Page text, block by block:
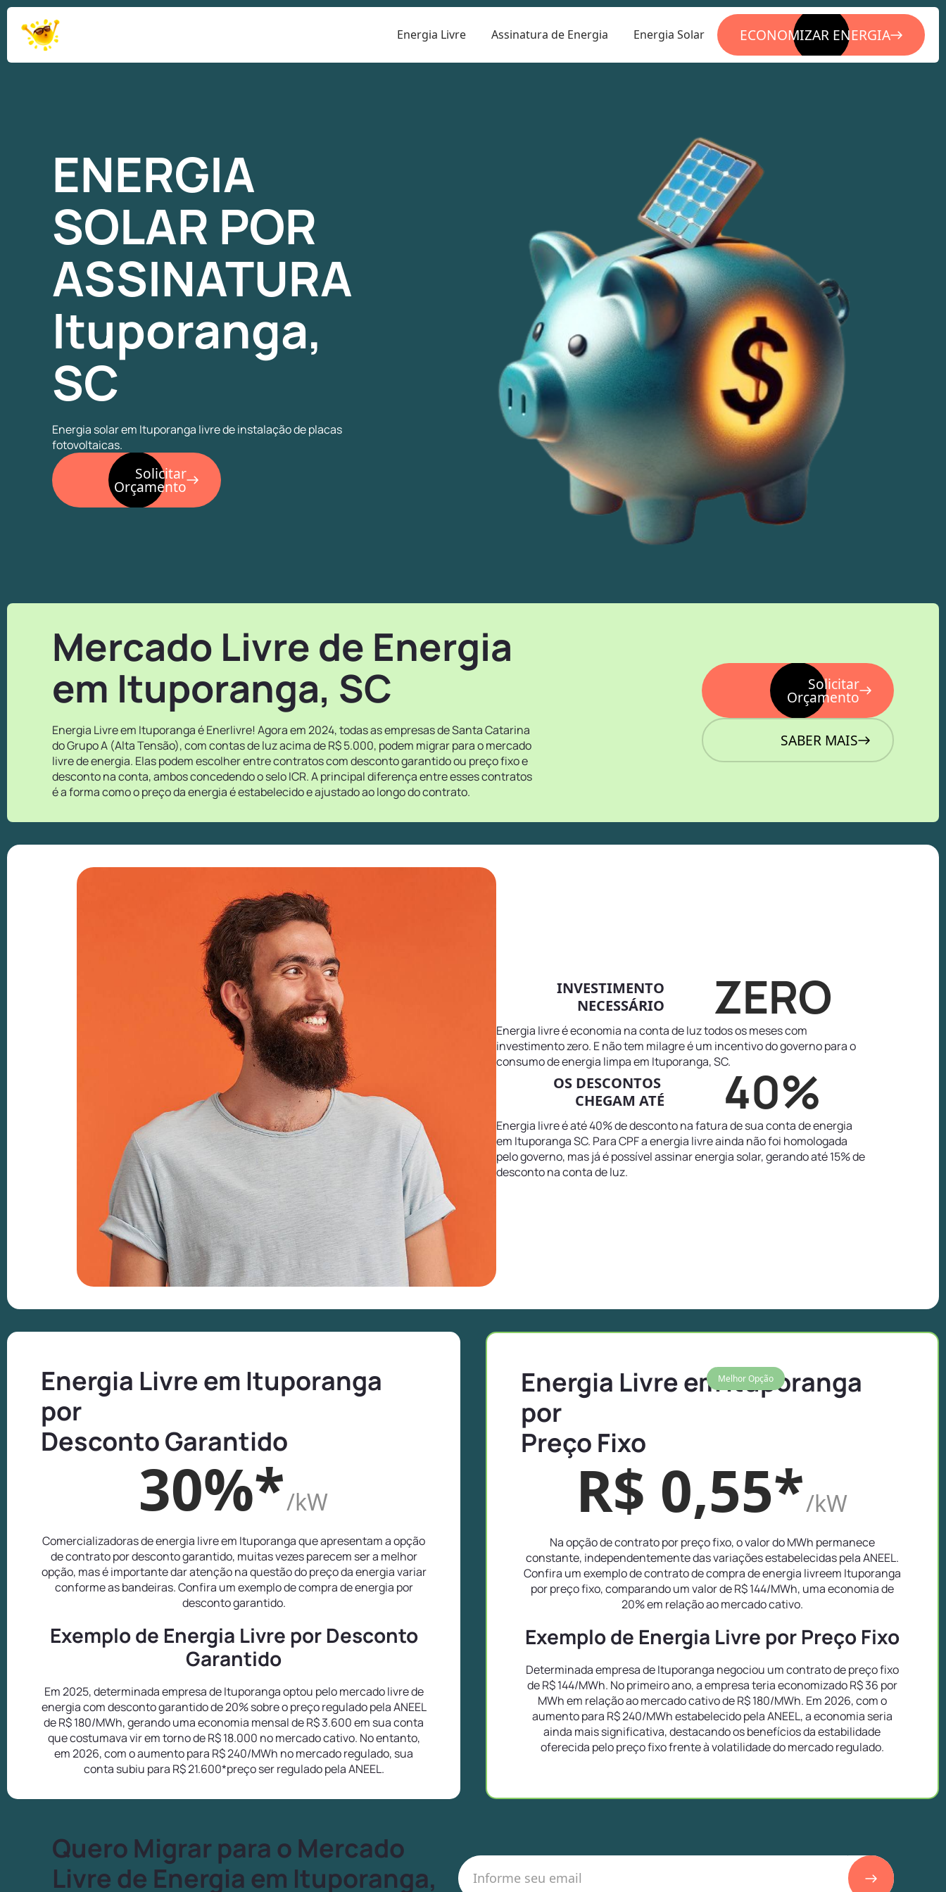
Energia Livre Assinatura de Energia Energia Solar ECONOMIZAR ENERGIA
ENERGIA
SOLAR POR
ASSINATURA
Ituporanga,
SC
Energia solar em Ituporanga livre de instalação de placas
fotovoltaicas.
Solicitar
Orçamento
Mercado Livre de Energia
em Ituporanga, SC
Energia Livre em Ituporanga é Enerlivre! Agora em 2024, todas as empresas de Santa Catarina
do Grupo A (Alta Tensão), com contas de luz acima de R$ 5.000, podem migrar para o mercado
livre de energia. Elas podem escolher entre contratos com desconto garantido ou preço fixo e
desconto na conta, ambos concedendo o selo ICR. A principal diferença entre esses contratos
é a forma como o preço da energia é estabelecido e ajustado ao longo do contrato.
Solicitar
Orçamento
SABER MAIS
INVESTIMENTO
NECESSÁRIO
ZERO
Energia livre é economia na conta de luz todos os meses com
investimento zero. E não tem milagre é um incentivo do governo para o
consumo de energia limpa em Ituporanga, SC.
OS DESCONTOS
CHEGAM ATÉ
40%
Energia livre é até 40% de desconto na fatura de sua conta de energia
em Ituporanga SC. Para CPF a energia livre ainda não foi homologada
pelo governo, mas já é possível assinar energia solar, gerando até 15% de
desconto na conta de luz.
Energia Livre em Ituporanga
por
Desconto Garantido
30%*/kW
Comercializadoras de energia livre em Ituporanga que apresentam a opção
de contrato por desconto garantido, muitas vezes parecem ser a melhor
opção, mas é importante dar atenção na questão do preço da energia variar
conforme as bandeiras. Confira um exemplo de compra de energia por
desconto garantido.
Exemplo de Energia Livre por Desconto
Garantido
Em 2025, determinada empresa de Ituporanga optou pelo mercado livre de
energia com desconto garantido de 20% sobre o preço regulado pela ANEEL
de R$ 180/MWh, gerando uma economia mensal de R$ 3.600 em sua conta
que costumava vir em torno de R$ 18.000 no mercado cativo. No entanto,
em 2026, com o aumento para R$ 240/MWh no mercado regulado, sua
conta subiu para R$ 21.600*preço ser regulado pela ANEEL.
Melhor Opção
Energia Livre em Ituporanga
por
Preço Fixo
R$ 0,55*/kW
Na opção de contrato por preço fixo, o valor do MWh permanece
constante, independentemente das variações estabelecidas pela ANEEL.
Confira um exemplo de contrato de compra de energia livreem Ituporanga
por preço fixo, comparando um valor de R$ 144/MWh, uma economia de
20% em relação ao mercado cativo.
Exemplo de Energia Livre por Preço Fixo
Determinada empresa de Ituporanga negociou um contrato de preço fixo
de R$ 144/MWh. No primeiro ano, a empresa teria economizado R$ 36 por
MWh em relação ao mercado cativo de R$ 180/MWh. Em 2026, com o
aumento para R$ 240/MWh estabelecido pela ANEEL, a economia seria
ainda mais significativa, destacando os benefícios da estabilidade
oferecida pelo preço fixo frente à volatilidade do mercado regulado.
Quero Migrar para o Mercado
Livre de Energia em Ituporanga,